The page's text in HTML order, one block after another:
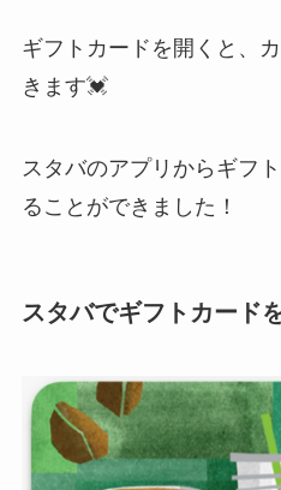
ギフトカードを開くと、
きます💓
スタバのアプリからギフ
ることができました！
スタバでギフトカード